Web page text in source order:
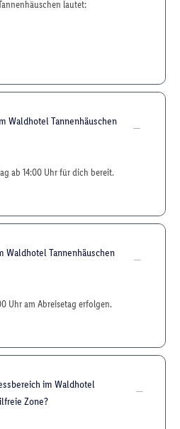
lautet:
Waldhotel Tannenhäuschen
ab 14:00 Uhr für dich bereit.
Waldhotel Tannenhäuschen
Uhr am Abreisetag erfolgen.
im Waldhotel
Zone?